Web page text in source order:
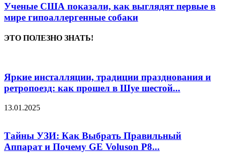
Ученые США показали, как выглядят первые в
мире гипоаллергенные собаки
ЭТО ПОЛЕЗНО ЗНАТЬ!
Яркие инсталляции, традиции празднования и
ретропоезд: как прошел в Шуе шестой...
13.01.2025
Тайны УЗИ: Как Выбрать Правильный
Аппарат и Почему GE Voluson P8...